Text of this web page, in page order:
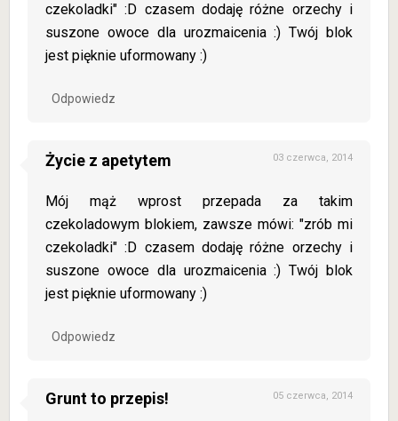
czekoladki" :D czasem dodaję różne orzechy i
suszone owoce dla urozmaicenia :) Twój blok
jest pięknie uformowany :)
Odpowiedz
Życie z apetytem 03 czerwca, 2014
Mój mąż wprost przepada za takim
czekoladowym blokiem, zawsze mówi: "zrób mi
czekoladki" :D czasem dodaję różne orzechy i
suszone owoce dla urozmaicenia :) Twój blok
jest pięknie uformowany :)
Odpowiedz
Grunt to przepis! 05 czerwca, 2014